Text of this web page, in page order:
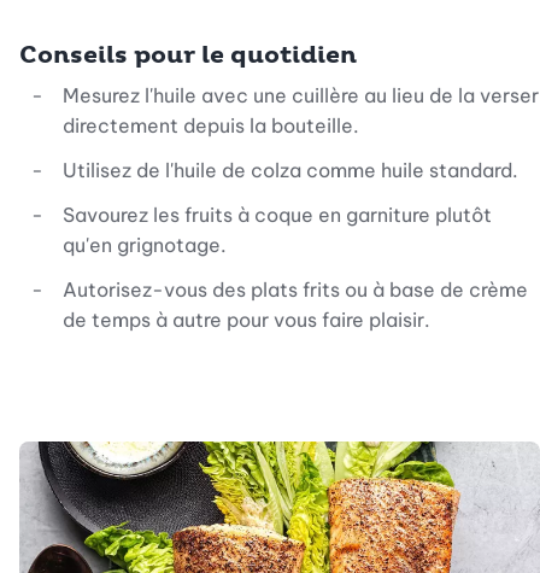
Conseils pour le quotidien
Mesurez l'huile avec une cuillère au lieu de la verser
directement depuis la bouteille.
Utilisez de l'huile de colza comme huile standard.
Savourez les fruits à coque en garniture plutôt
qu'en grignotage.
Autorisez-vous des plats frits ou à base de crème
de temps à autre pour vous faire plaisir.